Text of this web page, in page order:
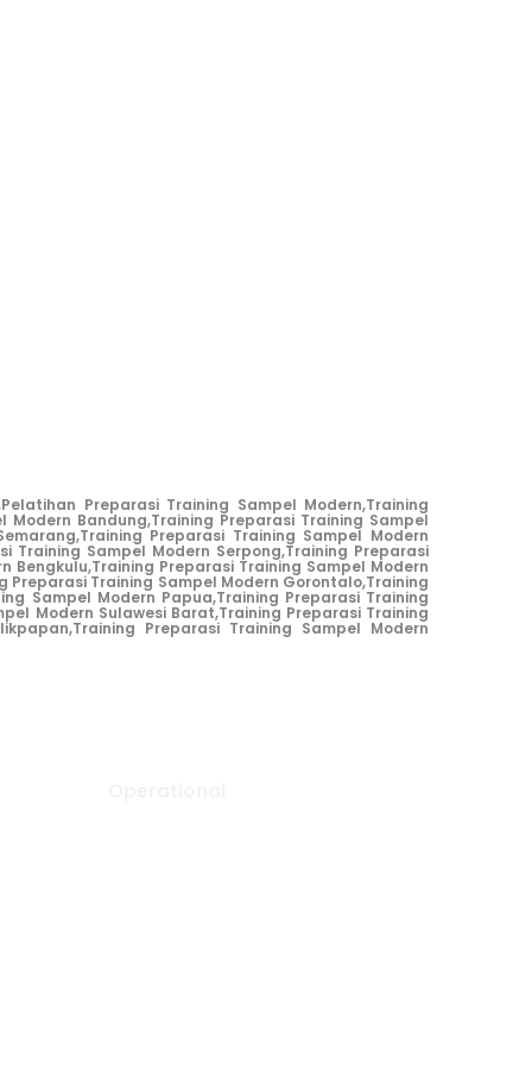
Pelatihan Preparasi Training Sampel Modern,Training
Modern Bandung,Training Preparasi Training Sampel
Training Preparasi Training Sampel Modern
Training Sampel Modern Serpong,Training Preparasi
Bengkulu,Training Preparasi Training Sampel Modern
Preparasi Training Sampel Modern Gorontalo,Training
Sampel Modern Papua,Training Preparasi Training
Modern Sulawesi Barat,Training Preparasi Training
Training Preparasi Training Sampel Modern